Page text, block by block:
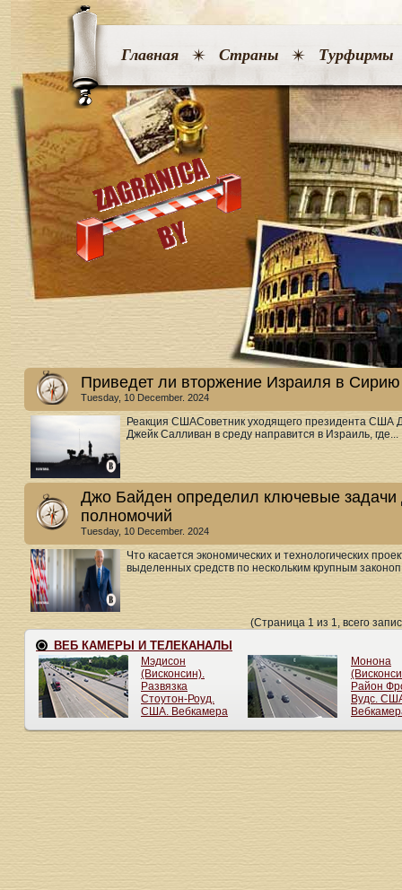
Главная Страны Турфирмы
Приведет ли вторжение Израиля в
Tuesday, 10 December. 2024
Реакция СШАСоветник уходящего президента США
Джейк Салливан в среду направится в Израиль, где...
Джо Байден определил ключевые задачи
полномочий
Tuesday, 10 December. 2024
Что касается экономических и технологических
выделенных средств по нескольким крупным
(Страница 1 из 1, всего